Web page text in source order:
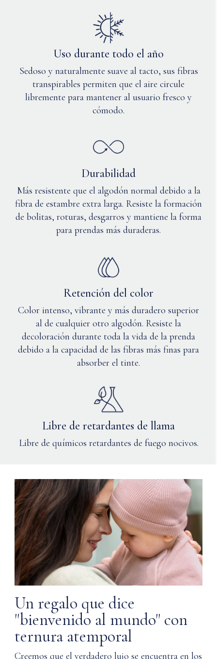
Uso durante todo el año
Sedoso y naturalmente suave al tacto, sus fibras
transpirables permiten que el aire circule
libremente para mantener al usuario fresco y
cómodo.
Durabilidad
Más resistente que el algodón normal debido a la
fibra de estambre extra larga. Resiste la formación
de bolitas, roturas, desgarros y mantiene la forma
para prendas más duraderas.
Retención del color
Color intenso, vibrante y más duradero superior
al de cualquier otro algodón. Resiste la
decoloración durante toda la vida de la prenda
debido a la capacidad de las fibras más finas para
absorber el tinte.
Libre de retardantes de llama
Libre de químicos retardantes de fuego nocivos.
Un regalo que dice
"bienvenido al mundo" con
ternura atemporal
Creemos que el verdadero lujo se encuentra en los